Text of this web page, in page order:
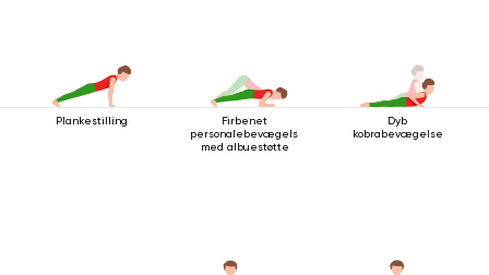
Plankestilling
Firbenet
personalebevægelse
med albuestøtte
Dyb
kobrabevægelse